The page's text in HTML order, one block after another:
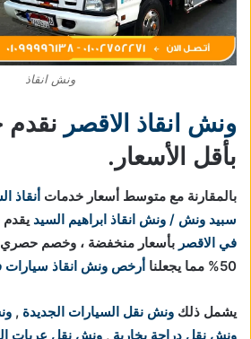
ونش انقاذ
ونش انقاذ الاقصر نقدم
بأقل الأسعار.
بالمقارنة مع متوسط أسعار خدمات أنقاذ
سبيد ونش / ونش انقاذ ابراهيم السيد
في الاقصر بأسعار منخفضة ، وخصم حصري
50% مما يجعلنا
أرخص ونش انقاذ سيارات
يشمل ذلك ونش نقل السيارات الجديدة ,
ونش نقل دراجة بخارية , ونش نقل عربات